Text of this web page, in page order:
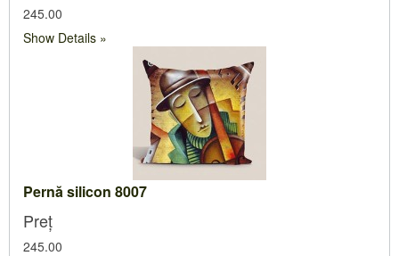
245.00
Show Details
Pernă silicon 8007
Preț
245.00